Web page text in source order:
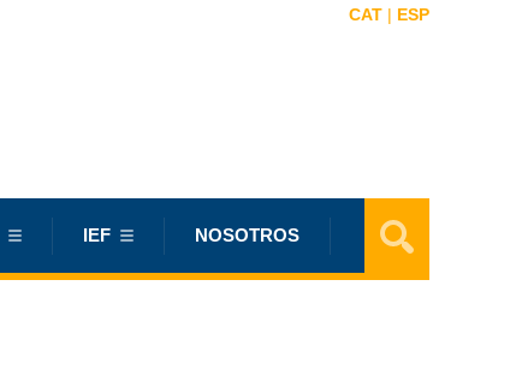
CAT | ESP
IEF NOSOTROS